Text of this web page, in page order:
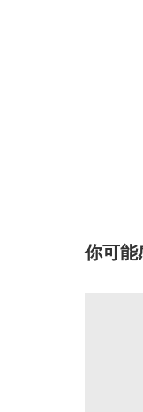
你可能